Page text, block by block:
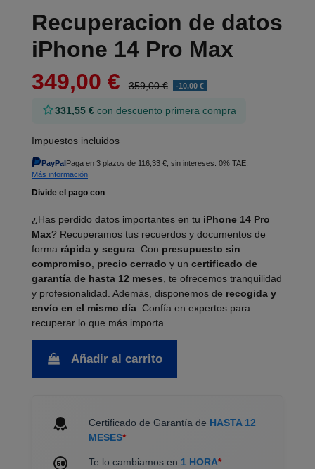
Recuperacion de datos
iPhone 14 Pro Max
349,00 €
359,00 € -10,00 €
331,55 € con descuento primera compra
Impuestos incluidos
PayPalPaga en 3 plazos de 116,33 €, sin intereses. 0% TAE.
Más información
¿Has perdido datos importantes en tu iPhone 14 Pro
Max? Recuperamos tus recuerdos y documentos de
forma rápida y segura . Con presupuesto sin
compromiso
precio cerrado y un certificado de
garantía de hasta 12 meses , te ofrecemos tranquilidad
y profesionalidad. Además, disponemos de recogida y
envío en el mismo día . Confía en expertos para
recuperar lo que más importa.
Añadir al carrito
Certificado de Garantía de HASTA 12
MESES*
Te lo cambiamos en 1 HORA*